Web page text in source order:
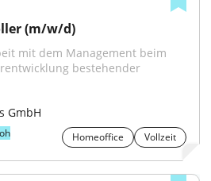
(m/w/d)
mit dem Management beim
GmbH
Homeoffice Vollzeit